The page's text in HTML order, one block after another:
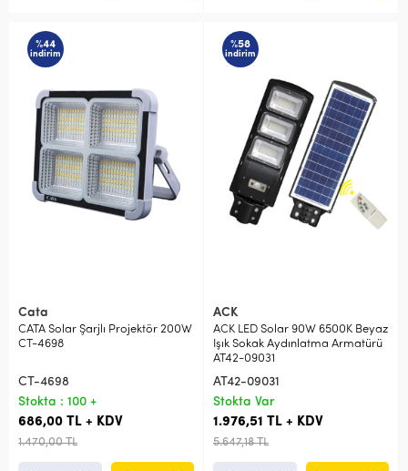
%44
indirim
Cata
CATA Solar Şarjlı Projektör 200W
CT-4698
CT-4698
Stokta : 100 +
686,00 TL + KDV
1.470,00 TL
%58
indirim
ACK
ACK LED Solar 90W 6500K Beyaz
Işık Sokak Aydınlatma Armatürü
AT42-09031
AT42-09031
Stokta Var
1.976,51 TL + KDV
5.647,18 TL